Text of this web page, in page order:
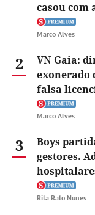
casou com
Marco Alves
2
VN Gaia:
exonerado
falsa
Marco Alves
3
Boys
gestores.
Rita Rato Nunes